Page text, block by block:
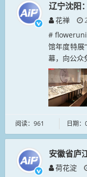
辽宁沈阳
花禅
#
馆年度特
幕，向公众
主办，联动
物院、...
阅读：961 日期
安徽省庐
荷花淀